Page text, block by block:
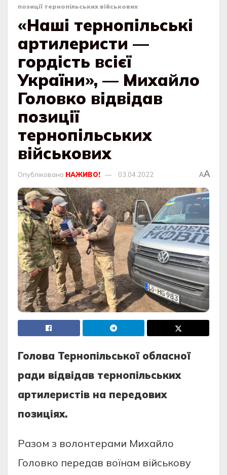
позиції тернопільських військових
«Наші тернопільські
артилеристи —
гордість всієї
України», — Михайло
Головко відвідав
позиції
тернопільських
військових
Опубліковано НАЖИВО! 03.04.2022 AA
Голова Тернопільської обласної
ради відвідав тернопільських
артилеристів на передових
позиціях.
Разом з волонтерами Михайло
Головко передав воїнам військову